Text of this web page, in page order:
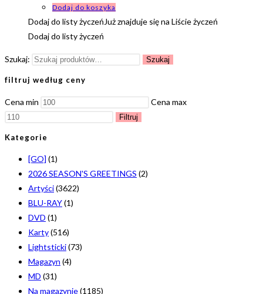
Dodaj do koszyka
Dodaj do listy życzeńJuż znajduje się na Liście życzeń
Dodaj do listy życzeń
Szukaj: Szukaj
filtruj według ceny
Cena min Cena max
Filtruj
Kategorie
[GO] (1)
2026 SEASON'S GREETINGS (2)
Artyści(3622)
BLU-RAY(1)
DVD (1)
Karty(516)
Lightsticki(73)
Magazyn (4)
MD (31)
Na magazynie(1185)